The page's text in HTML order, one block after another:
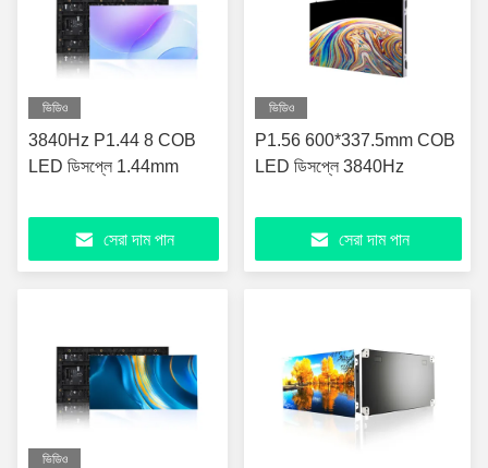
ভিডিও
3840Hz P1.44 8 COB
LED ডিসপ্লে 1.44mm
সেরা দাম পান
ভিডিও
P1.56 600*337.5mm COB
LED ডিসপ্লে 3840Hz
সেরা দাম পান
ভিডিও